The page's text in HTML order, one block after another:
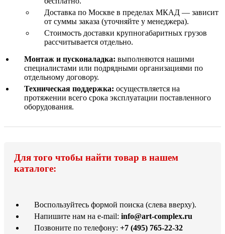
Доставка по Москве в пределах МКАД — зависит
от суммы заказа (уточняйте у менеджера).
Стоимость доставки крупногабаритных грузов
рассчитывается отдельно.
Монтаж и пусконаладка: выполняются нашими
специалистами или подрядными организациями по
отдельному договору.
Техническая поддержка: осуществляется на
протяжении всего срока эксплуатации поставленного
оборудования.
Для того чтобы найти товар в нашем
каталоге:
Воспользуйтесь формой поиска (слева вверху).
Напишите нам на e-mail: info@art-complex.ru
Позвоните по телефону: +7 (495) 765-22-32